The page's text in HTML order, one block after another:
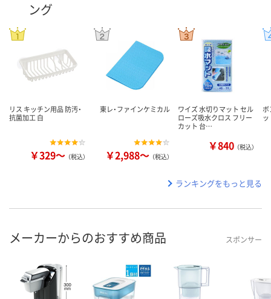
ング
リス キッチン用品 防汚・
抗菌加工 白
￥329～ （税込）
東レ・ファインケミカル
￥2,988～ （税込）
ワイズ 水切りマット セル
ローズ吸水クロス フリー
カット 台…
￥840 （税込）
ボ
ランキングをもっと見る
メーカーからのおすすめ商品 スポンサー